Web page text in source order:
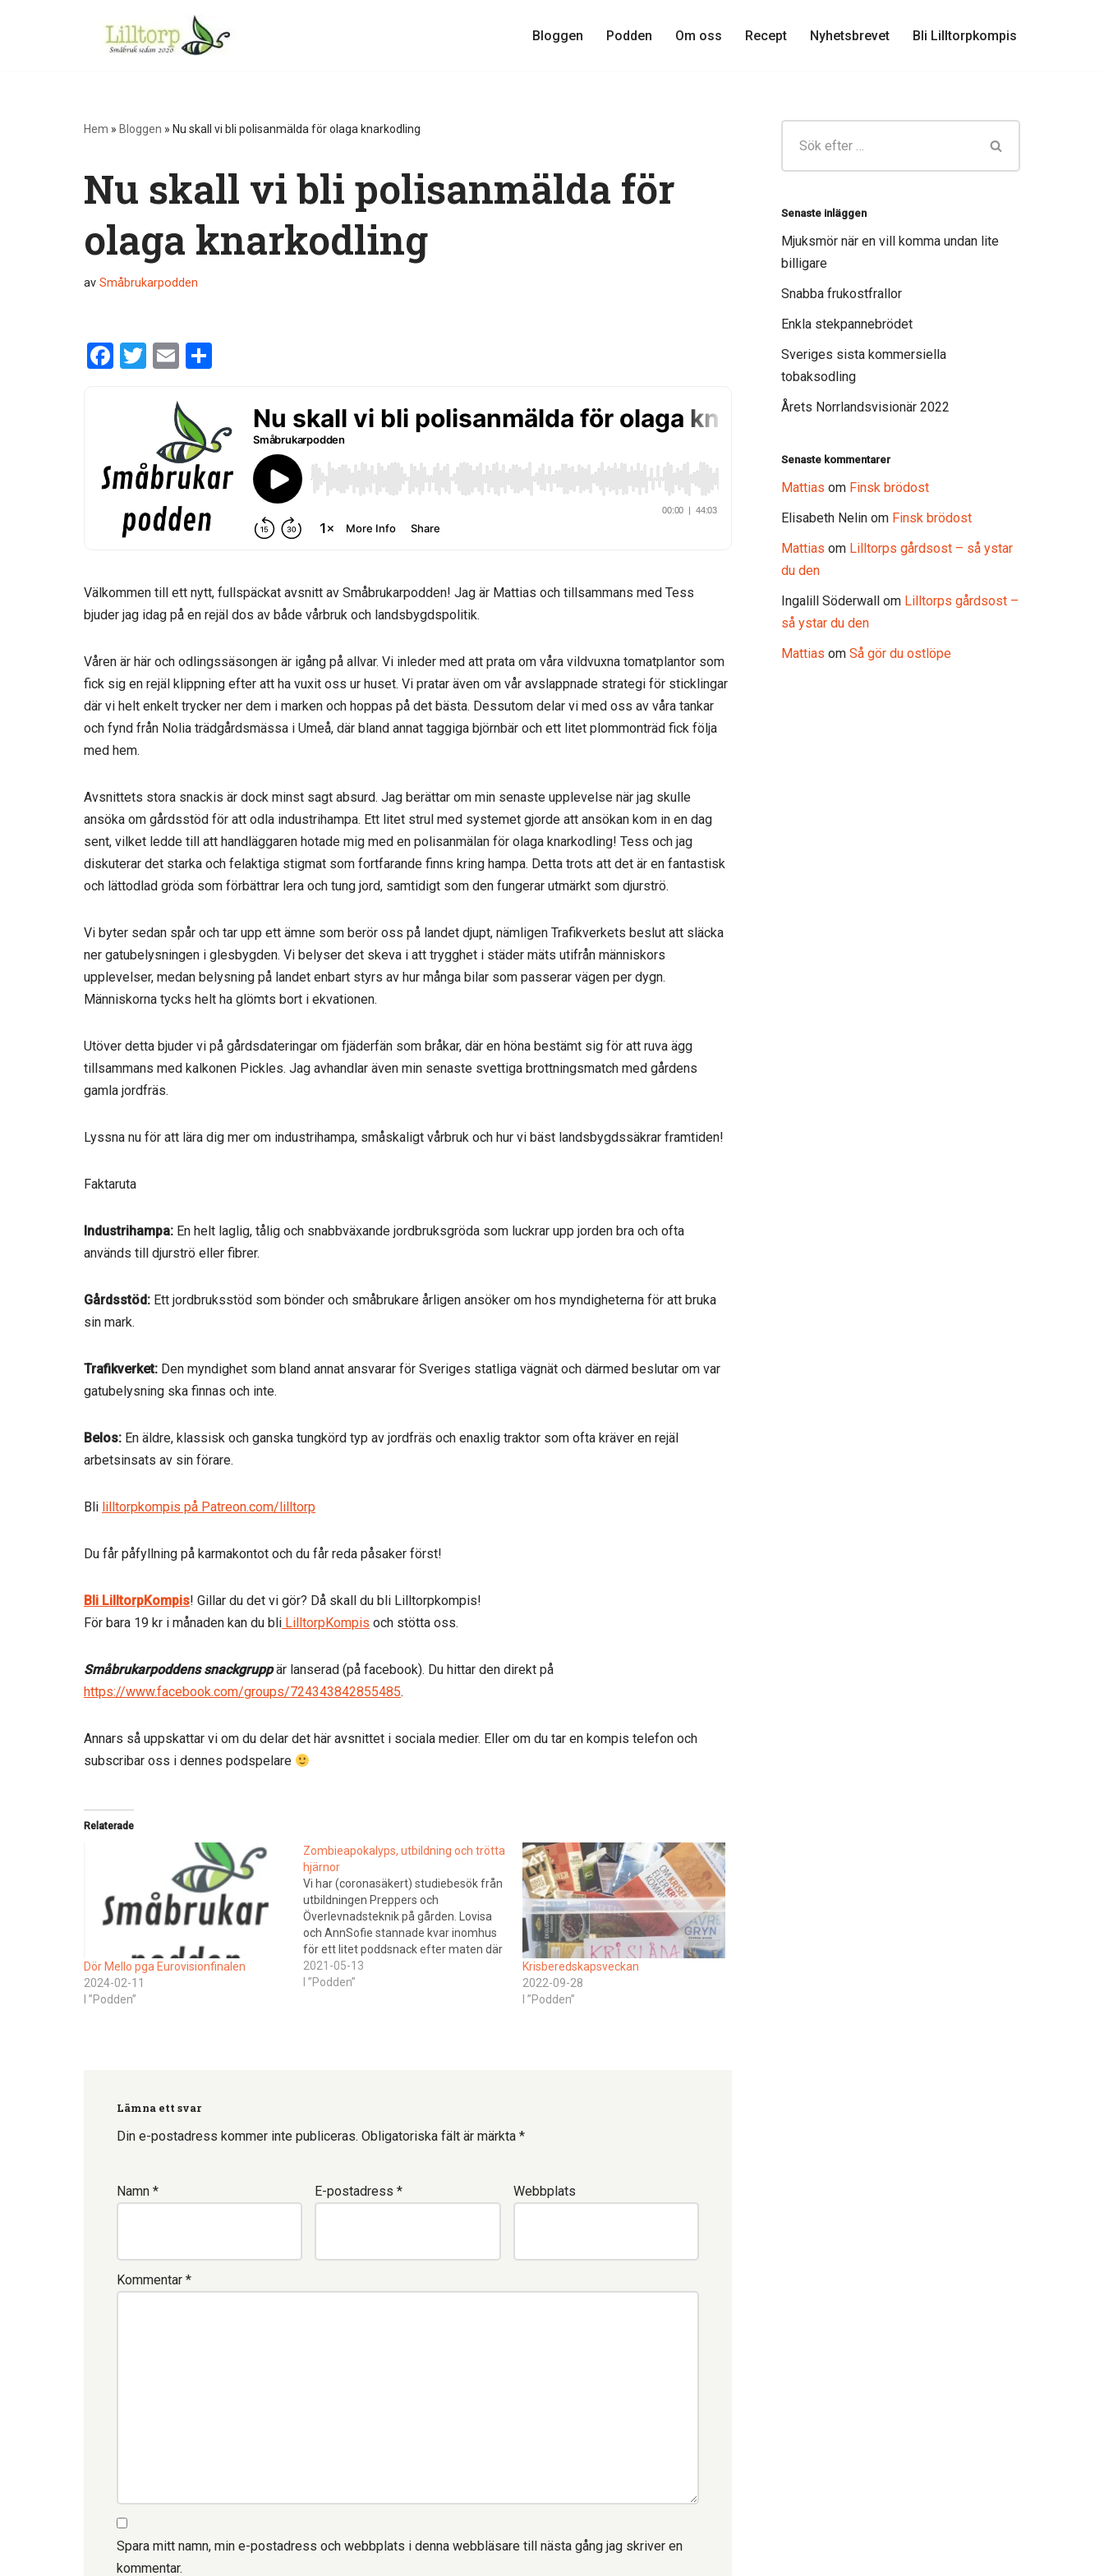
Bloggen Podden Om oss Recept Nyhetsbrevet Bli Lilltorpkompis
Hem » Bloggen » Nu skall vi bli polisanmälda för olaga knarkodling
Nu skall vi bli polisanmälda för
olaga knarkodling
av Småbrukarpodden
F
o
k
T
E
ail
Välkommen till ett nytt, fullspäckat avsnitt av Småbrukarpodden! Jag är Mattias och tillsammans med Tess
bjuder jag idag på en rejäl dos av både vårbruk och landsbygdspolitik.
Våren är här och odlingssäsongen är igång på allvar. Vi inleder med att prata om våra vildvuxna tomatplantor som
fick sig en rejäl klippning efter att ha vuxit oss ur huset. Vi pratar även om vår avslappnade strategi för sticklingar
där vi helt enkelt trycker ner dem i marken och hoppas på det bästa. Dessutom delar vi med oss av våra tankar
och fynd från Nolia trädgårdsmässa i Umeå, där bland annat taggiga björnbär och ett litet plommonträd fick följa
med hem.
Avsnittets stora snackis är dock minst sagt absurd. Jag berättar om min senaste upplevelse när jag skulle
ansöka om gårdsstöd för att odla industrihampa. Ett litet strul med systemet gjorde att ansökan kom in en dag
sent, vilket ledde till att handläggaren hotade mig med en polisanmälan för olaga knarkodling! Tess och jag
diskuterar det starka och felaktiga stigmat som fortfarande finns kring hampa. Detta trots att det är en fantastisk
och lättodlad gröda som förbättrar lera och tung jord, samtidigt som den fungerar utmärkt som djurströ.
Vi byter sedan spår och tar upp ett ämne som berör oss på landet djupt, nämligen Trafikverkets beslut att släcka
ner gatubelysningen i glesbygden. Vi belyser det skeva i att trygghet i städer mäts utifrån människors
upplevelser, medan belysning på landet enbart styrs av hur många bilar som passerar vägen per dygn.
Människorna tycks helt ha glömts bort i ekvationen.
Utöver detta bjuder vi på gårdsdateringar om fjäderfän som bråkar, där en höna bestämt sig för att ruva ägg
tillsammans med kalkonen Pickles. Jag avhandlar även min senaste svettiga brottningsmatch med gårdens
gamla jordfräs.
Lyssna nu för att lära dig mer om industrihampa, småskaligt vårbruk och hur vi bäst landsbygdssäkrar framtiden!
Faktaruta
Industrihampa: En helt laglig, tålig och snabbväxande jordbruksgröda som luckrar upp jorden bra och ofta
används till djurströ eller fibrer.
Gårdsstöd: Ett jordbruksstöd som bönder och småbrukare årligen ansöker om hos myndigheterna för att bruka
sin mark.
Trafikverket: Den myndighet som bland annat ansvarar för Sveriges statliga vägnät och därmed beslutar om var
gatubelysning ska finnas och inte.
Belos: En äldre, klassisk och ganska tungkörd typ av jordfräs och enaxlig traktor som ofta kräver en rejäl
arbetsinsats av sin förare.
Bli lilltorpkompis på Patreon.com/lilltorp
Du får påfyllning på karmakontot och du får reda påsaker först!
Bli LilltorpKompis! Gillar du det vi gör? Då skall du bli Lilltorpkompis!
För bara 19 kr i månaden kan du bli LilltorpKompis och stötta oss.
Småbrukarpoddens snackgruppär lanserad (på facebook). Du hittar den direkt på
https://www.facebook.com/groups/724343842855485.
Annars så uppskattar vi om du delar det här avsnittet i sociala medier. Eller om du tar en kompis telefon och
subscribar oss i dennes podspelare
Relaterade
Dör Mello pga Eurovisionfinalen
2024-02-11
I ”Podden”
Zombieapokalyps, utbildning och trötta
hjärnor
Vi har (coronasäkert) studiebesök från
utbildningen Preppers och
Överlevnadsteknik på gården. Lovisa
och AnnSofie stannade kvar inomhus
för ett litet poddsnack efter maten där
vi pratar om utbildningen, vikten av
bunkrar under zombieapokalypsen och
2021-05-13
I ”Podden”
Krisberedskapsveckan
2022-09-28
I ”Podden”
Lämna ett svar
Din e-postadress kommer inte publiceras. Obligatoriska fält är märkta *
Namn * E-postadress* Webbplats
Kommentar *
Spara mitt namn, min e-postadress och webbplats i denna webbläsare till nästa gång jag skriver en
kommentar.
Senaste inläggen
Mjuksmör när en vill komma undan lite
billigare
Snabba frukostfrallor
Enkla stekpannebrödet
Sveriges sista kommersiella
tobaksodling
Årets Norrlandsvisionär 2022
Senaste kommentarer
Mattias om Finsk brödost
Elisabeth Nelin om Finsk brödost
Mattias om Lilltorps gårdsost – så ystar
du den
Ingalill Söderwall om Lilltorps gårdsost –
så ystar du den
Mattias om Så gör du ostlöpe